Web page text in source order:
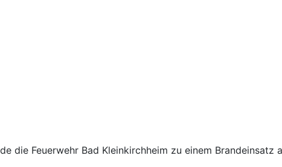
die Feuerwehr Bad Kleinkirchheim zu einem Brandeinsatz